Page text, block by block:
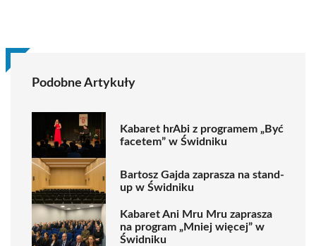
Podobne Artykuły
Kabaret hrAbi z programem „Być
facetem” w Świdniku
Bartosz Gajda zaprasza na stand-
up w Świdniku
Kabaret Ani Mru Mru zaprasza
na program „Mniej więcej” w
Świdniku